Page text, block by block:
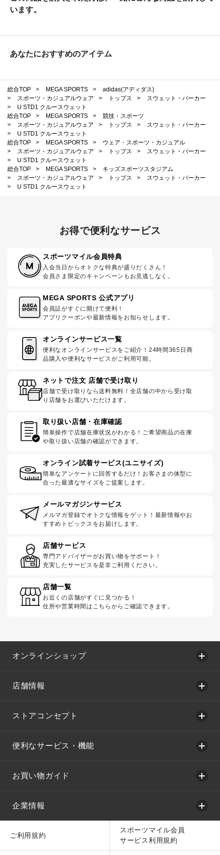
います。
あなたにおすすめのアイテム
総合TOP > MEGA SPORTS >
adidas(アディダス)
>
スポーツ・カジュアルウェア > トップス >
スウェット・パーカー
>
U STD1 クルースウェット
総合TOP
> MEGA SPORTS >
競技・スポーツ
>
スポーツ・カジュアルウェア > トップス >
スウェット・パーカー
>
U STD1 クルースウェット
総合TOP
> MEGA SPORTS >
ウェア・スポーツ・カジュアル
>
スポーツ・カジュアルウェア > トップス >
スウェット・パーカー
>
U STD1 クルースウェット
総合TOP
> MEGA SPORTS >
キッズスポーツスタジアム
>
スポーツ・カジュアルウェア > トップス >
スウェット・パーカー
>
U STD1 クルースウェット
お得で便利なサービス
スポーツマイル会員特典
入会当日からオトクな特典が盛りだくさん！
会員さま限定のキャンペーンもお見逃しなく。
MEGA SPORTS 公式アプリ
会員証がすぐに開けて便利！
アプリクーポンや最新情報をお知らせします。
オンラインサービス一覧
便利なオンラインサービスをご紹介！24時間365日商
品購入や便利なサービスがご利用可能。
ネットで注文 店舗で受け取り
店舗で受け取りなら送料無料！全店舗の中から受け取
り店舗をお選びいただけます。
取り扱い店舗・在庫確認
簡単操作で店舗在庫状況がわかる！ご希望商品の在庫
や取り扱い店舗の確認ができます。
オンライン試着サービス(ユニサイズ)
簡単なアンケートに回答するだけ！お客さまの体型に
合った最適なサイズをご提案します。
メールマガジンサービス
メルマガ登録でオトクな情報をゲット！最新情報やお
すすめトピックスをお届けします。
店舗サービス
専門アドバイザーがお買い物をサポート！
充実したサービスを是非ご利用ください。
店舗一覧
お近くの店舗がすぐに見つかる！
住所や営業時間はこちらからご確認できます。
オンラインショップ
店舗情報
ストアコンセプト
便利なサービス・機能
お買い物ガイド
企業情報
ご利用規約
スポーツマイル会員
サービス利用規約